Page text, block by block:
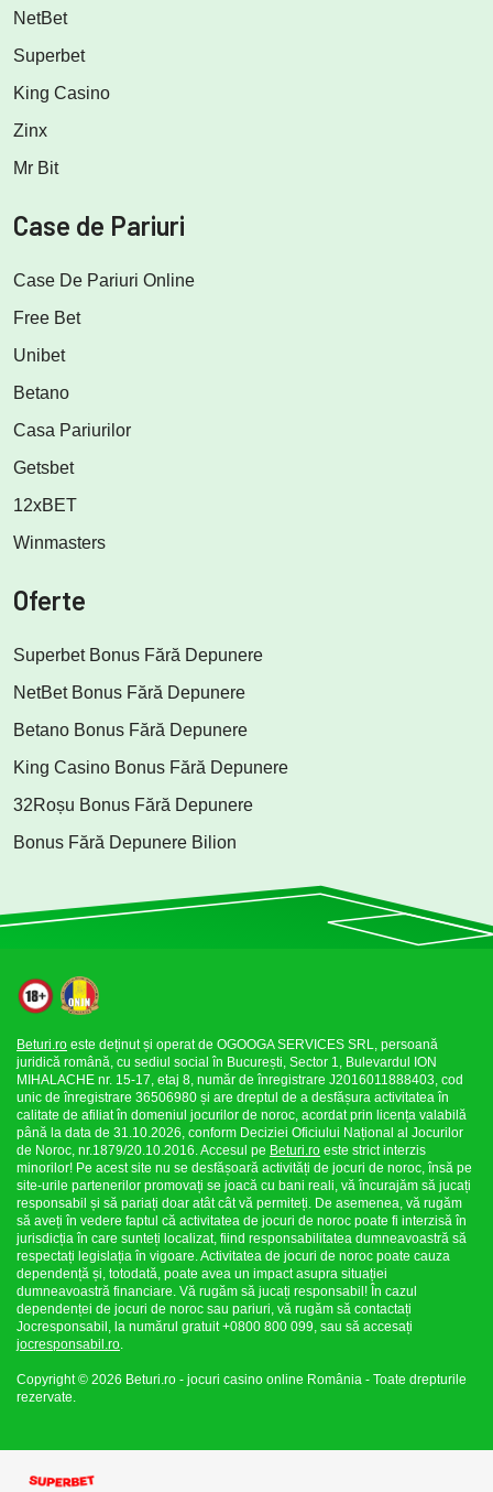
NetBet
Superbet
King Casino
Zinx
Mr Bit
Case de Pariuri
Case De Pariuri Online
Free Bet
Unibet
Betano
Casa Pariurilor
Getsbet
12xBET
Winmasters
Oferte
Superbet Bonus Fără Depunere
NetBet Bonus Fără Depunere
Betano Bonus Fără Depunere
King Casino Bonus Fără Depunere
32Roșu Bonus Fără Depunere
Bonus Fără Depunere Bilion
Beturi.ro este deținut și operat de OGOOGA SERVICES SRL, persoană
juridică română, cu sediul social în București, Sector 1, Bulevardul ION
MIHALACHE nr. 15-17, etaj 8, număr de înregistrare J2016011888403, cod
unic de înregistrare 36506980 și are dreptul de a desfășura activitatea în
calitate de afiliat în domeniul jocurilor de noroc, acordat prin licența valabilă
până la data de 31.10.2026, conform Deciziei Oficiului Național al Jocurilor
de Noroc, nr.1879/20.10.2016. Accesul pe Beturi.ro este strict interzis
minorilor! Pe acest site nu se desfășoară activități de jocuri de noroc, însă pe
site-urile partenerilor promovați se joacă cu bani reali, vă încurajăm să jucați
responsabil și să pariați doar atât cât vă permiteți. De asemenea, vă rugăm
să aveți în vedere faptul că activitatea de jocuri de noroc poate fi interzisă în
jurisdicția în care sunteți localizat, fiind responsabilitatea dumneavoastră să
respectați legislația în vigoare. Activitatea de jocuri de noroc poate cauza
dependență și, totodată, poate avea un impact asupra situației
dumneavoastră financiare. Vă rugăm să jucați responsabil! În cazul
dependenței de jocuri de noroc sau pariuri, vă rugăm să contactați
Jocresponsabil, la numărul gratuit +0800 800 099, sau să accesați
jocresponsabil.ro
Copyright © 2026 Beturi.ro - jocuri casino online România - Toate drepturile
rezervate.